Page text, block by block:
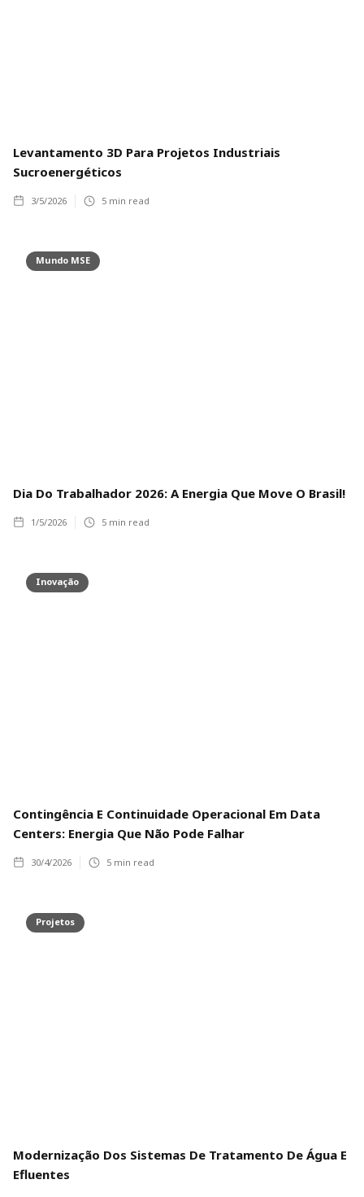
Levantamento 3D Para Projetos Industriais
Sucroenergéticos
3/5/2026 5 min read
Mundo MSE
Dia Do Trabalhador 2026: A Energia Que Move O Brasil!
1/5/2026 5 min read
Inovação
Contingência E Continuidade Operacional Em Data
Centers: Energia Que Não Pode Falhar
30/4/2026 5 min read
Projetos
Modernização Dos Sistemas De Tratamento De Água E
Efluentes